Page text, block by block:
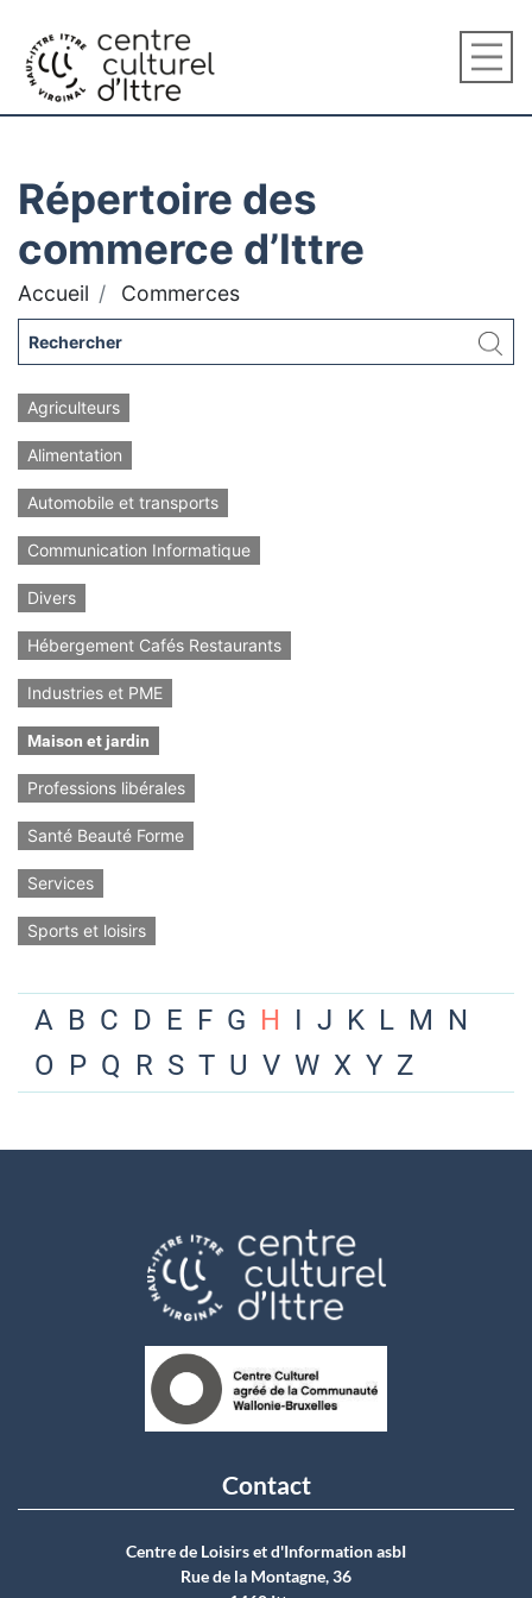
Répertoire des
commerce d’Ittre
Accueil Commerces
Agriculteurs
Alimentation
Automobile et transports
Communication Informatique
Divers
Hébergement Cafés Restaurants
Industries et PME
Maison et jardin
Professions libérales
Santé Beauté Forme
Services
Sports et loisirs
A B C D E F G H I J K L M N
O P Q R S T U V W X Y Z
Contact
Centre de Loisirs et d'Information asbI
Rue de la Montagne, 36